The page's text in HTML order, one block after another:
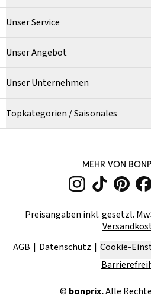
Unser Service
Unser Angebot
Unser Unternehmen
Topkategorien / Saisonales
MEHR VON
Preisangaben inkl. gesetzl.
AGB
Datenschutz Cookie-
© bonprix.Alle